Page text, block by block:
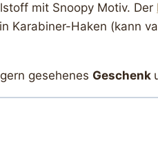
mit Snoopy Motiv. Der
Karabiner-Haken (kann
gesehenes Geschenk